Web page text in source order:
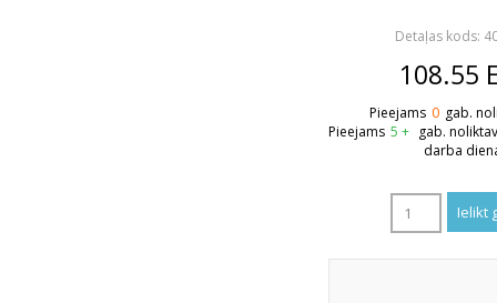
Detaļas kods:
108.55
Pieejams 0 gab.
Pieejams 5 + gab.
darba